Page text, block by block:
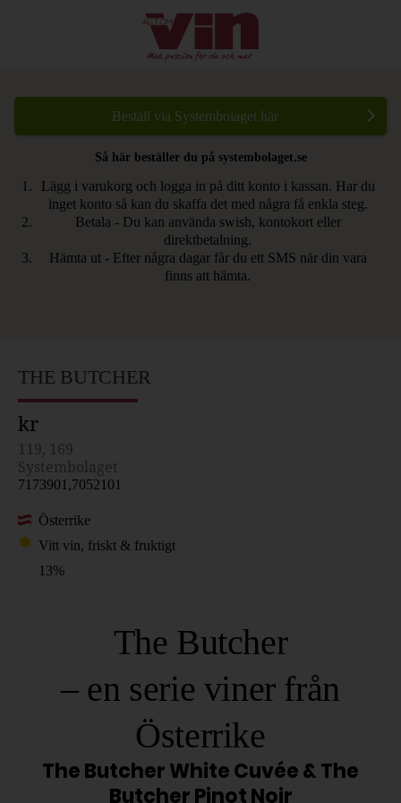
THE BUTCHER
kr
119, 169
Systembolaget
7173901,7052101
Österrike
Vitt vin, friskt & fruktigt
13%
The Butcher
– en serie viner från
Österrike
The Butcher White Cuvée & The
Butcher Pinot Noir
Beställ via Systembolaget här
Så här beställer du på systembolaget.se
Lägg i varukorg och logga in på ditt konto i kassan. Har du
inget konto så kan du skaffa det med några få enkla steg.
Betala - Du kan använda swish, kontokort eller
direktbetalning.
Hämta ut - Efter några dagar får du ett SMS när din vara
finns att hämta.